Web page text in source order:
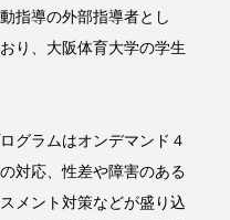
指導の外部指導者とし
り、大阪体育大学の学生
グラムはオンデマンド４
対応、性差や障害のある
メント対策などが盛り込